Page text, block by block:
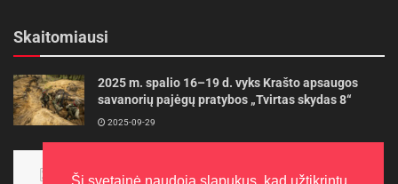
Skaitomiausi
2025 m. spalio 16–19 d. vyks Krašto apsaugos
savanorių pajėgų pratybos „Tvirtas skydas 8“
2025-09-29
aukso
Ši svetainė naudoja slapukus, kad užtikrintų